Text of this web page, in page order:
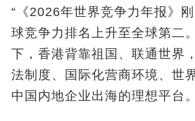
“《2026年世界竞争力年报》
球竞争力排名上升至全球第二
下，香港背靠祖国、联通世界
法制度、国际化营商环境、世
中国内地企业出海的理想平台